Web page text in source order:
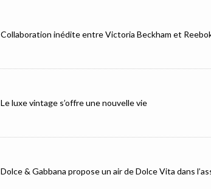
Collaboration inédite entre Victoria Beckham et
Le luxe vintage s’offre une nouvelle vie
Dolce & Gabbana propose un air de Dolce Vita dans